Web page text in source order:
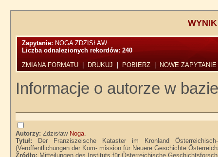
Zapytanie: NOGA ZDZISŁAW
Liczba odnalezionych rekordów:240
ZMIANA FORMATU
DRUKUJ POBIERZ NOWE ZAPYTANIE
Informacje o autorze w
Autorzy:Zdzisław Noga.
Tytuł:
Der Franziszeische Kataster im Kronland
(Veröffentlichungen der Kom- mission für Neuere Geschichte
Źródło: Mitteilungen des Instituts für Österreichische